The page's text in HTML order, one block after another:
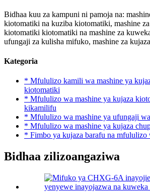
Bidhaa kuu za kampuni ni pamoja na:
kiotomatiki na kuziba kiotomatiki, mashine
kiotomatiki kiotomatiki na mashine za
ufungaji za kulisha mifuko, mashine za
Kategoria
* Mfululizo kamili wa mashine ya
kiotomatiki
* Mfululizo wa mashine ya kujaza
kikamilifu
* Mfululizo wa mashine ya ufungaji
* Mfululizo wa mashine ya kujaza
* Fimbo ya kujaza barafu na mfululizo
Bidhaa zilizoangaziwa